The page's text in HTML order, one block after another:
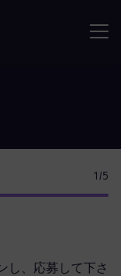
1 /5
し、応募して下さ